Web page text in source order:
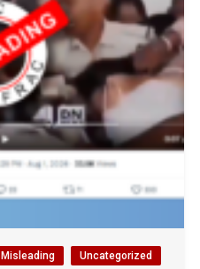
Misleading Uncategorized